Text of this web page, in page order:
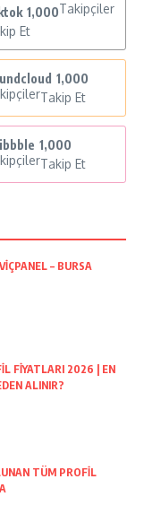
1,000Takipçiler
Et
1,000
Takip Et
1,000
Takip Et
– BURSA
FİYATLARI 2026 | EN
ALINIR?
TÜM PROFİL